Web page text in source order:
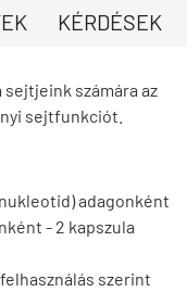
KÉRDÉSEK
számára az
sejtfunkciót.
adagonként
- 2 kapszula
szerint